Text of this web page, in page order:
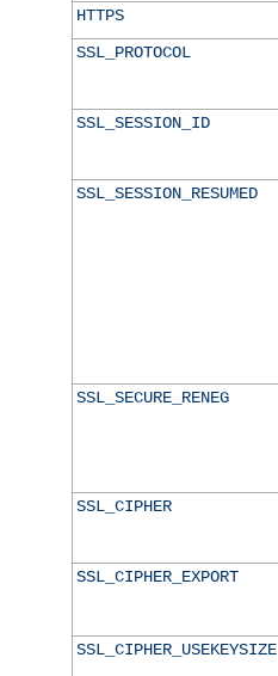
HTTPS
SSL_PROTOCOL
SSL_SESSION_ID
SSL_SESSION_RESUMED
SSL_SECURE_RENEG
SSL_CIPHER
SSL_CIPHER_EXPORT
SSL_CIPHER_USEKEYSIZE